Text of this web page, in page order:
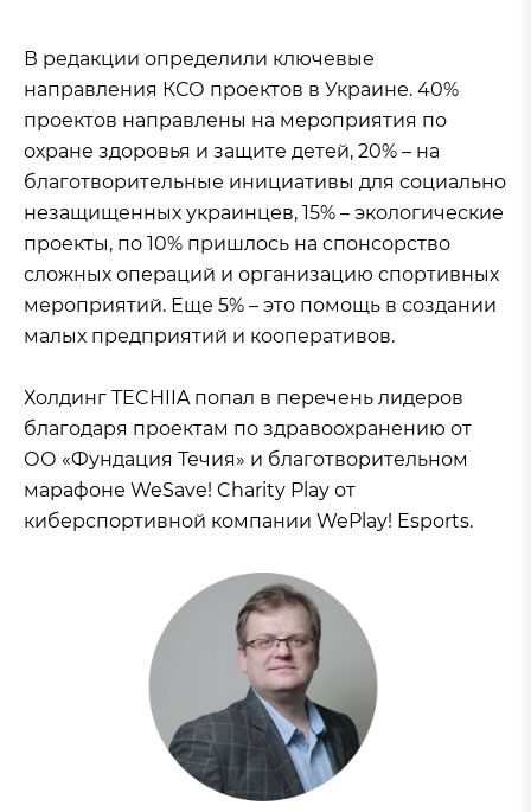
В редакции определили ключевые
направления КСО проектов в Украине. 40%
проектов направлены на мероприятия по
охране здоровья и защите детей, 20% – на
благотворительные инициативы для социально
незащищенных украинцев, 15% – экологические
проекты, по 10% пришлось на спонсорство
сложных операций и организацию спортивных
мероприятий. Еще 5% – это помощь в создании
малых предприятий и кооперативов.
Холдинг TECHIIA попал в перечень лидеров
благодаря проектам по здравоохранению от
ОО «Фундация Течия» и благотворительном
марафоне WeSave! Charity Play от
киберспортивной компании WePlay! Esports.